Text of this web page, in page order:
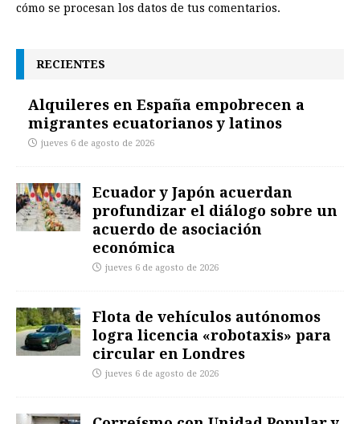
cómo se procesan los datos de tus comentarios.
RECIENTES
Alquileres en España empobrecen a
migrantes ecuatorianos y latinos
jueves 6 de agosto de 2026
Ecuador y Japón acuerdan
profundizar el diálogo sobre un
acuerdo de asociación
económica
jueves 6 de agosto de 2026
Flota de vehículos autónomos
logra licencia «robotaxis» para
circular en Londres
jueves 6 de agosto de 2026